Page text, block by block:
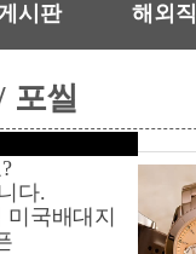
다.
국배대지
시판 해외
포씰